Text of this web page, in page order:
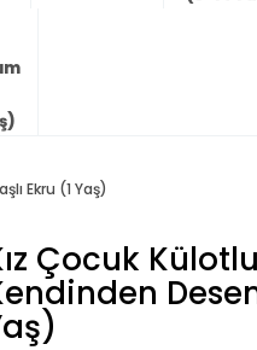
Ekru (1 Yaş)
Çocuk